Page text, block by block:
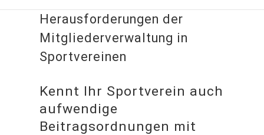
Herausforderungen der
Mitgliederverwaltung in
Sportvereinen
Kennt Ihr Sportverein auch
aufwendige
Beitragsordnungen mit